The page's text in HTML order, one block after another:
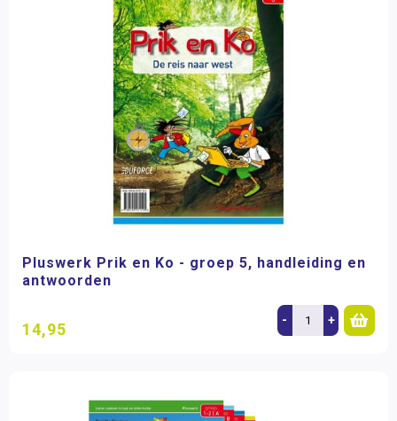
Pluswerk Prik en Ko - groep 5, handleiding en
antwoorden
14,95 - +